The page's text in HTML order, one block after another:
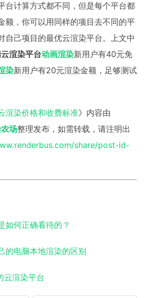
台计算方式都不同，但是每个平台都
额，你可以用同样的项目去不同的平
自己项目的最优云渲染平台。上文中
渲染平台动画渲染新用户有40元免
染新用户有20元渲染金额，足够测试
渲染价格和收费标准》内容由
场整理发布，如需转载，请注明出
share/post-id-
如何正确看待的？
的电脑本地渲染的区别
云渲染平台